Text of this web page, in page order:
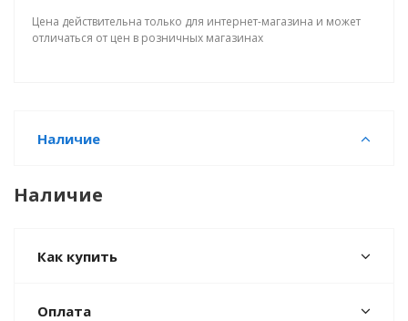
Цена действительна только для интернет-магазина и может
отличаться от цен в розничных магазинах
Наличие
Наличие
Как купить
Оплата